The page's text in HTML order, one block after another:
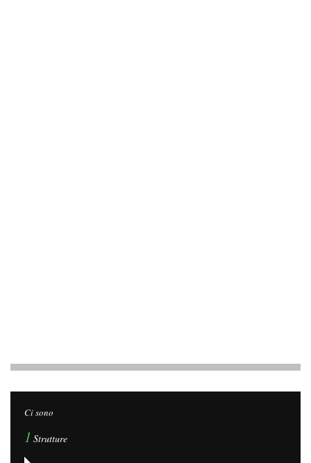
Ci sono
1 Strutture